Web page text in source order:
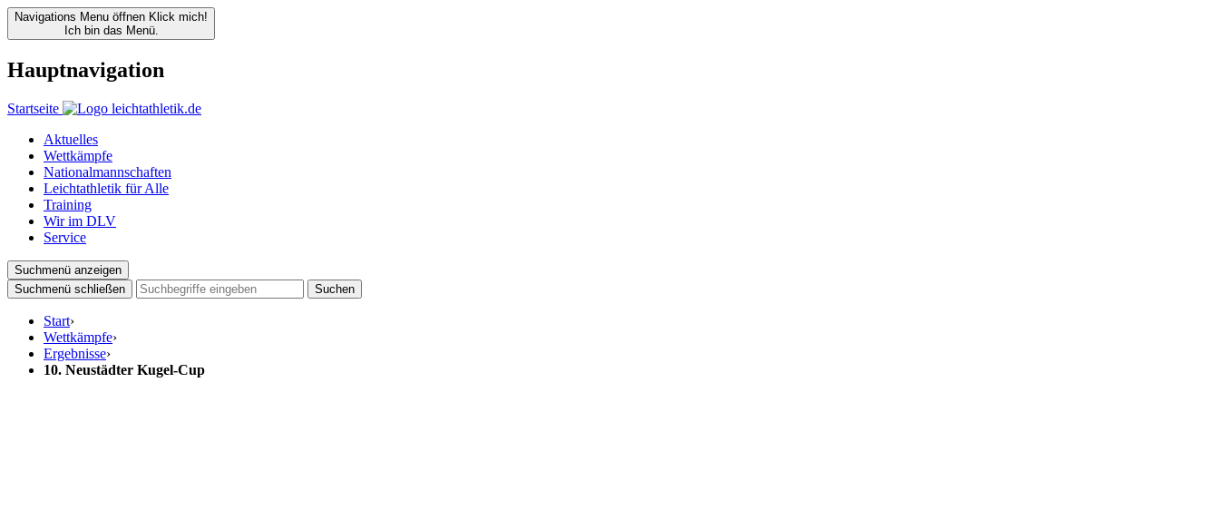
Navigations Menu öffnen Klick mich!
Ich bin das Menü.
Hauptnavigation
Startseite
Aktuelles
Wettkämpfe
Nationalmannschaften
Leichtathletik für Alle
Training
Wir im DLV
Service
Suchmenü anzeigen
Suchmenü schließen
Suchen
Start›
Wettkämpfe›
Ergebnisse›
10. Neustädter Kugel-Cup